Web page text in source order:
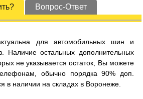
Вопрос-Ответ
для автомобильных шин и
Наличие остальных дополнительных
не указывается остаток, Вы можете
обычно порядка 90% доп.
в наличии на складах в Воронеже.